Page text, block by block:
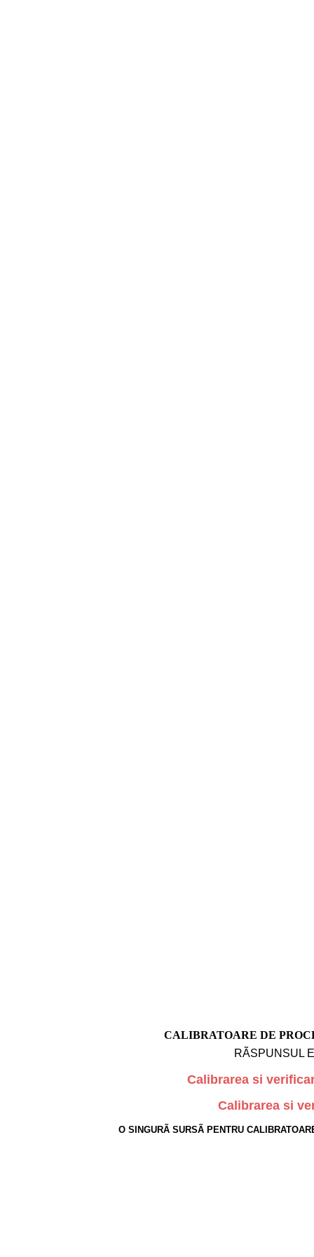
CALIBRATOARE DE
RÃSPUNSUL
Calibrarea si
Calibrarea si
O SINGURÃ SURSÃ PENTRU